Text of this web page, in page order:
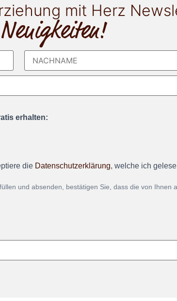
mit Herz
erhalten:
die Datenschutzerklärung, welche ich
und absenden, bestätigen Sie, dass die von Ihnen